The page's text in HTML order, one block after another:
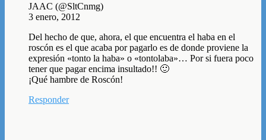
JAAC (@SltCnmg)
3 enero, 2012
Del hecho de que, ahora, el que encuentra el haba en el
roscón es el que acaba por pagarlo es de donde proviene la
expresión «tonto la haba» o «tontolaba»… Por si fuera poco
tener que pagar encima insultado!! 🙂
¡Qué hambre de Roscón!
Responder